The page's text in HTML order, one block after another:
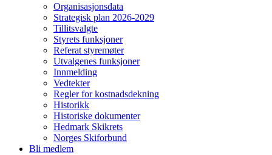
Organisasjonsdata
Strategisk plan 2026-2029
Tillitsvalgte
Styrets funksjoner
Referat styremøter
Utvalgenes funksjoner
Innmelding
Vedtekter
Regler for kostnadsdekning
Historikk
Historiske dokumenter
Hedmark Skikrets
Norges Skiforbund
Bli medlem